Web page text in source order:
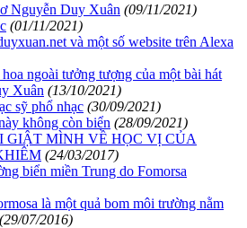
Nguyễn Duy Xuân (09/11/2021)
(01/11/2021)
và một số website trên Alexa
ngoài tưởng tượng của một bài hát
Xuân (13/10/2021)
sỹ phổ nhạc (30/09/2021)
không còn biển (28/09/2021)
GIẬT MÌNH VỀ HỌC VỊ CỦA
(24/03/2017)
biển miền Trung do Fomorsa
là một quả bom môi trường nằm
(29/07/2016)